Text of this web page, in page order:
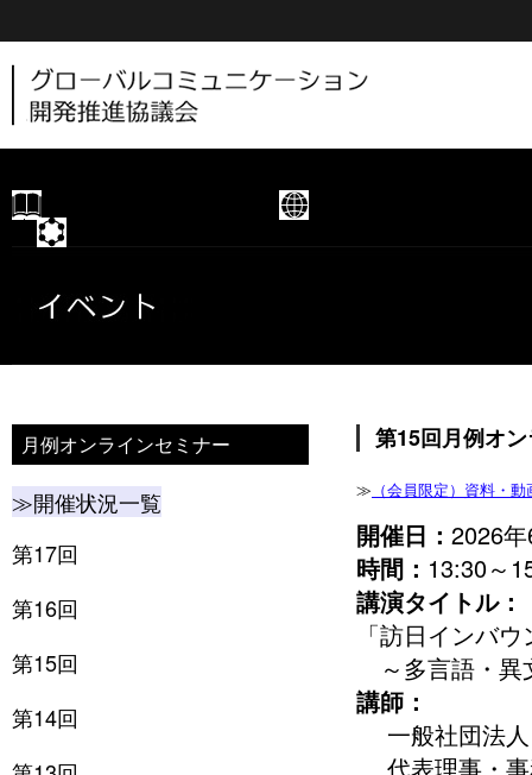
第15回月例オ
≫ （会員限定）資料・
開催日： 2026
時間： 13:30～
講演タイトル：
「訪日インバ
～多言語・異
講師：
一般社団法人
代表理事・事
月例オンラインセミナー
≫開催状況一覧
第17回
第16回
第15回
第14回